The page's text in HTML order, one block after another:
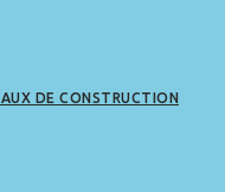
DE CONSTRUCTION